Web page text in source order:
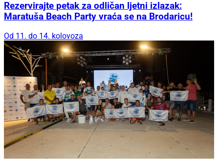
Rezervirajte petak za odličan ljetni izlazak:
Maratuša Beach Party vraća se na Brodaricu!
Od 11. do 14. kolovoza